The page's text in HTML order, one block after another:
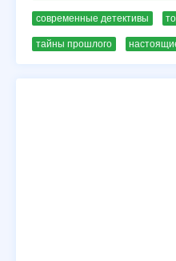
современные детективы
тайны прошлого